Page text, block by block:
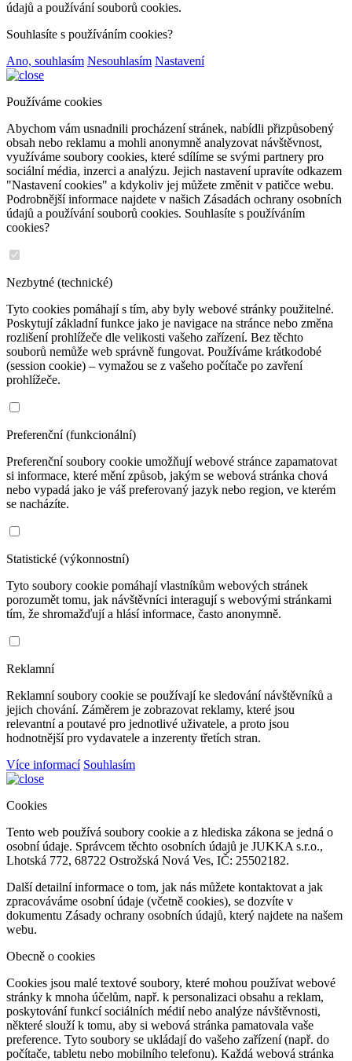
údajů a používání souborů cookies.
Souhlasíte s používáním cookies?
Ano, souhlasím Nesouhlasím Nastavení
Používáme cookies
Abychom vám usnadnili procházení stránek, nabídli přizpůsobený
obsah nebo reklamu a mohli anonymně analyzovat návštěvnost,
využíváme soubory cookies, které sdílíme se svými partnery pro
sociální média, inzerci a analýzu. Jejich nastavení upravíte odkazem
"Nastavení cookies" a kdykoliv jej můžete změnit v patičce webu.
Podrobnější informace najdete v našich Zásadách ochrany osobních
údajů a používání souborů cookies. Souhlasíte s používáním
cookies?
Nezbytné (technické)
Tyto cookies pomáhají s tím, aby byly webové stránky použitelné.
Poskytují základní funkce jako je navigace na stránce nebo změna
rozlišení prohlížeče dle velikosti vašeho zařízení. Bez těchto
souborů nemůže web správně fungovat. Používáme krátkodobé
(session cookie) – vymažou se z vašeho počítače po zavření
prohlížeče.
Preferenční (funkcionální)
Preferenční soubory cookie umožňují webové stránce zapamatovat
si informace, které mění způsob, jakým se webová stránka chová
nebo vypadá jako je váš preferovaný jazyk nebo region, ve kterém
se nacházíte.
Statistické (výkonnostní)
Tyto soubory cookie pomáhají vlastníkům webových stránek
porozumět tomu, jak návštěvníci interagují s webovými stránkami
tím, že shromažďují a hlásí informace, často anonymně.
Reklamní
Reklamní soubory cookie se používají ke sledování návštěvníků a
jejich chování. Záměrem je zobrazovat reklamy, které jsou
relevantní a poutavé pro jednotlivé uživatele, a proto jsou
hodnotnější pro vydavatele a inzerenty třetích stran.
Více informací Souhlasím
Cookies
Tento web používá soubory cookie a z hlediska zákona se jedná o
osobní údaje. Správcem těchto osobních údajů je JUKKA s.r.o.,
Lhotská 772, 68722 Ostrožská Nová Ves, IČ: 25502182.
Další detailní informace o tom, jak nás můžete kontaktovat a jak
zpracováváme osobní údaje (včetně cookies), se dozvíte v
dokumentu Zásady ochrany osobních údajů, který najdete na našem
webu.
Obecně o cookies
Cookies jsou malé textové soubory, které mohou používat webové
stránky k mnoha účelům, např. k personalizaci obsahu a reklam,
poskytování funkcí sociálních médií nebo analýze návštěvnosti,
některé slouží k tomu, aby si webová stránka pamatovala vaše
preference. Tyto soubory se ukládají do vašeho zařízení (např. do
počítače, tabletu nebo mobilního telefonu). Každá webová stránka